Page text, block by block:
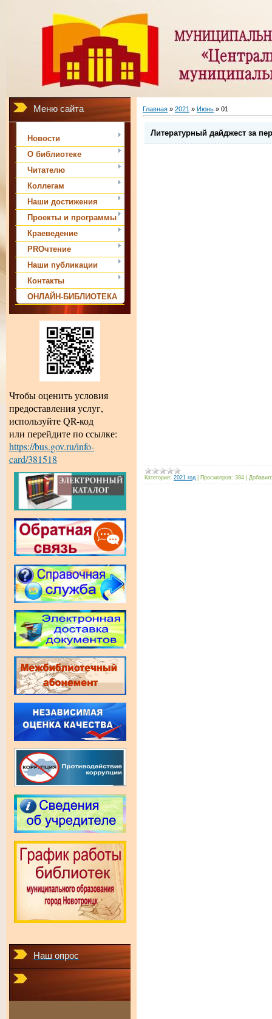
Меню сайта
Новости
О библиотеке
Читателю
Коллегам
Наши достижения
Проекты и программы
Краеведение
PROчтение
Наши публикации
Контакты
ОНЛАЙН-БИБЛИОТЕКА
Чтобы оценить условия
предоставления услуг,
используйте QR-код
или перейдите по ссылке:
https://bus.gov.ru/info-
card/381518
Наш опрос
Главная » 2021 » Июнь » 01
Литературный дайджест за
Категория: 2021 год Просмотров: 384 Добавил: